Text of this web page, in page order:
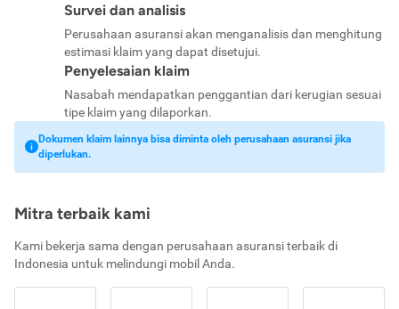
Survei dan analisis
Perusahaan asuransi akan menganalisis dan menghitung
estimasi klaim yang dapat disetujui.
Penyelesaian klaim
Nasabah mendapatkan penggantian dari kerugian sesuai
tipe klaim yang dilaporkan.
Dokumen klaim lainnya bisa diminta oleh perusahaan asuransi jika
diperlukan.
Mitra terbaik kami
Kami bekerja sama dengan perusahaan asuransi terbaik di
Indonesia untuk melindungi mobil Anda.